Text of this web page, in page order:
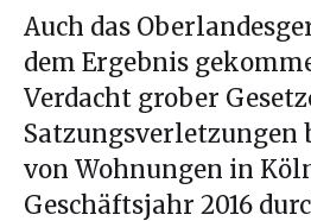
Auch das
dem Ergebnis
Verdacht grober
Satzungsverletzungen
von Wohnungen in
Geschäftsjahr 2016